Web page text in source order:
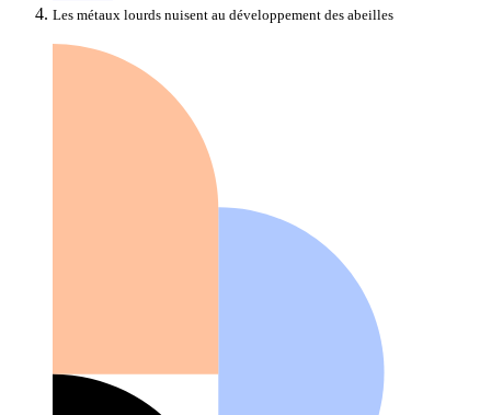
Les métaux lourds nuisent au développement des abeilles